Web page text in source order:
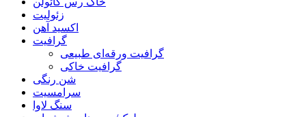
زئولیت
اکسید آهن
گرافیت
گرافیت ورقه‌ای طبیعی
گرافیت خاکی
شن رنگی
سرامسیت
سنگ لاوا